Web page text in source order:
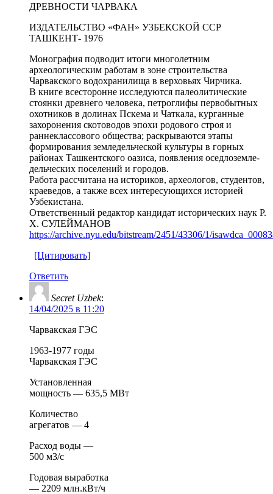
ДРЕВНОСТИ ЧАРВАКА
ИЗДАТЕЛЬСТВО «ФАН» УЗБЕКСКОЙ ССР
ТАШКЕНТ- 1976
Монография подводит итоги многолетним
археологическим работам в зоне строительства
Чарвакского водохранилища в верховьях Чирчика.
В книге всесторонне исследуются палеолитические
стоянки древнего человека, петроглифы первобытных
охотников в долинах Пскема и Чаткала, курганные
захоронения скотоводов эпохи родового строя и
раннеклассового общества; раскрываются этапы
формирования земледельческой культуры в горных
районах Ташкентского оазиса, появления оседлоземле-
дельческих поселений и городов.
Работа рассчитана на историков, археологов, студентов,
краеведов, а также всех интересующихся историей
Узбекистана.
Ответственный редактор кандидат исторических наук Р.
X. СУЛЕЙМАНОВ
https://archive.nyu.edu/bitstream/2451/43306/1/
[Цитировать]
Ответить
Secret Uzbek:
14/04/2025 в 11:20
Чарвакская ГЭС
1963-1977 годы
Чарвакская ГЭС
Установленная
мощность — 635,5 МВт
Количество
агрегатов — 4
Расход воды —
500 м3/с
Годовая выработка
— 2209 млн.кВт/ч